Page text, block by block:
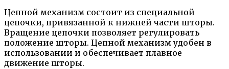
Цепной механизм состоит из специальной
цепочки, привязанной к нижней части шторы.
Вращение цепочки позволяет регулировать
положение шторы. Цепной механизм удобен в
использовании и обеспечивает плавное
движение шторы.